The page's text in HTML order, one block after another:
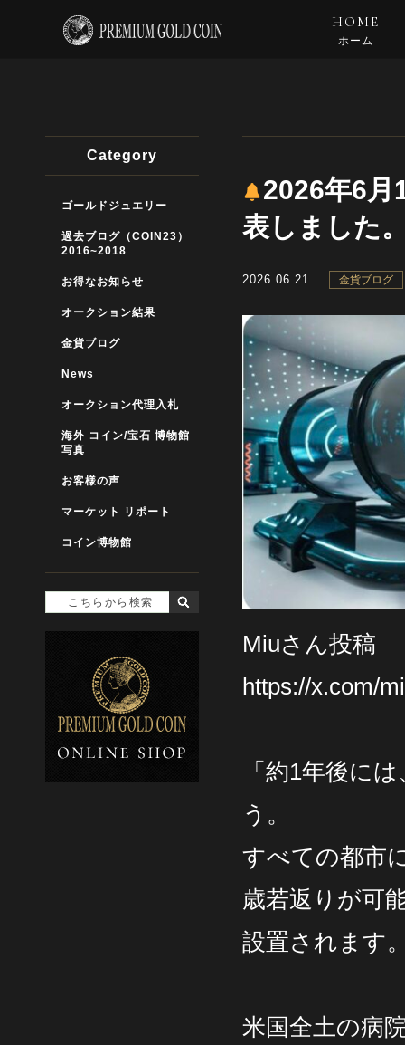
HOME
ホーム
2026年6月
表しました
2026.06.21 金貨ブログ
Miuさん投稿
https://x.com/
「約1年後に
う。
すべての都市
歳若返りが可
設置されます
米国全土の病
Category
ゴールドジュエリー
過去ブログ（COIN23）
2016~2018
お得なお知らせ
オークション結果
金貨ブログ
News
オークション代理入札
海外 コイン/宝石 博物館
写真
お客様の声
マーケット リポート
コイン博物館